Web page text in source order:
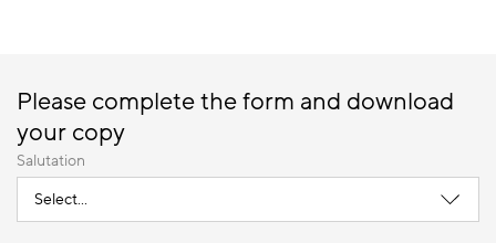
Please complete the form and download
your copy
Salutation